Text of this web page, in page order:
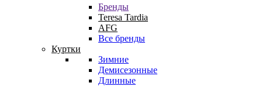
Бренды
Teresa Tardia
AFG
Все бренды
Куртки
Зимние
Демисезонные
Длинные